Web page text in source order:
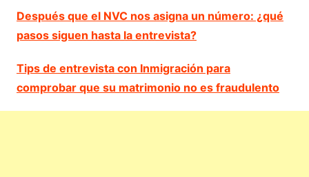
Después que el NVC nos asigna un número: ¿qué
pasos siguen hasta la entrevista?
Tips de entrevista con Inmigración para
comprobar que su matrimonio no es fraudulento